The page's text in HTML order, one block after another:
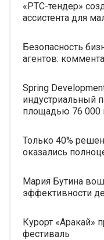
«РТС-тендер»
ассистента для
Безопасность
агентов:
Spring
индустриальный
площадью 76 000
Только 40%
оказались
Мария Бутина
эффективности
Курорт «Аракай»
фестиваль